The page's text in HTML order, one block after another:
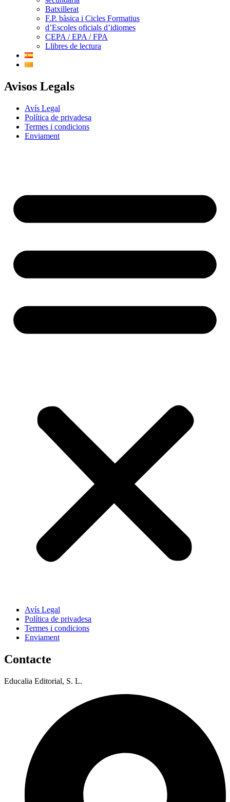
Batxillerat
F.P. bàsica i Cicles Formatius
d’Escoles oficials d’idiomes
CEPA / EPA / FPA
Llibres de lectura
Avisos Legals
Avís Legal
Política de privadesa
Termes i condicions
Enviament
Avís Legal
Política de privadesa
Termes i condicions
Enviament
Contacte
Educalia Editorial, S. L.